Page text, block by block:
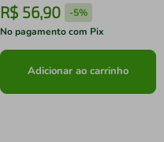
R$ 56,90 -5%
No pagamento com Pix
Adicionar ao carrinho